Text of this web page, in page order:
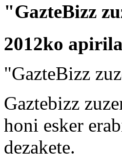
"GazteBizz
2012ko
"GazteBizz
Gaztebizz
honi esker
dezakete.